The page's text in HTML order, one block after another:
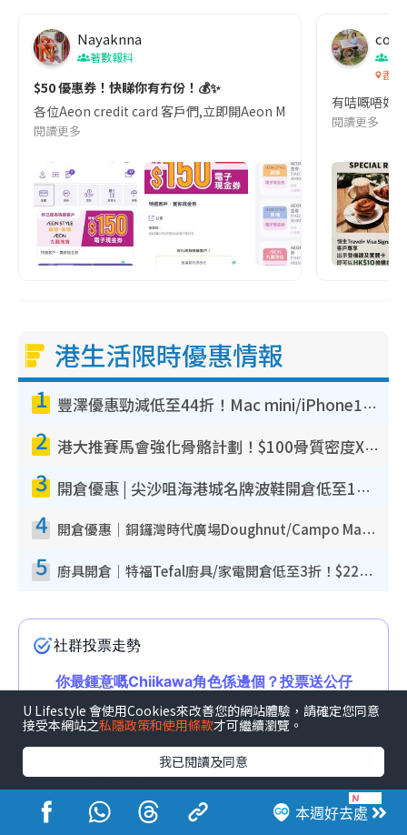
Nayaknna
著數報料
$50 優惠券！快睇你有冇份！💰✨
各位Aeon credit card 客戶們,立即開Aeon Mobile apps睇吓有無
閱讀更多
co
著
香港
有咭嘅唔好
閱讀更多
港生活限時優惠情報
1 豐澤優惠勁減低至44折！Mac mini/iPhone17Pro大減價！廚房家電$220起
2 港大推賽馬會強化骨骼計劃！$100骨質密度X光檢查 完成免費運動訓練送超市禮券！附參加資格
3 開倉優惠 | 尖沙咀海港城名牌波鞋開倉低至1折！On鞋$899起／Joy&Peace鞋履$98起
4 開倉優惠｜銅鑼灣時代廣場Doughnut/Campo Marzio開倉低至1折！背囊、書包、手袋劈價$200起
5 廚具開倉｜特福Tefal廚具/家電開倉低至3折！$220起買平底鍋/炒鑊/湯煲！電飯煲/吸塵機/燙斗$418起
本週好去處
U Lifestyle 會使用Cookies來改善您的網站體驗，請確定您同意
接受本網站之私隱政策和使用條款才可繼續瀏覽。
我已閱讀及同意